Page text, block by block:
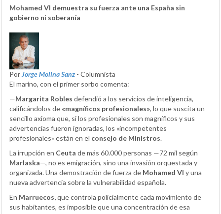
Mohamed VI demuestra su fuerza ante una España sin
gobierno ni soberanía
PorJorge Molina Sanz - Columnista
El marino, con el primer sorbo comenta:
—Margarita Robles defendió a los servicios de inteligencia,
calificándolos de «magníficos profesionales», lo que suscita un
sencillo axioma que, si los profesionales son magníficos y sus
advertencias fueron ignoradas, los «incompetentes
profesionales» están en el consejo de Ministros.
La irrupción en Ceuta de más 60.000 personas —72 mil según
Marlaska—, no es emigración, sino una invasión orquestada y
organizada. Una demostración de fuerza de Mohamed VI y una
nueva advertencia sobre la vulnerabilidad española.
En Marruecos,que controla policialmente cada movimiento de
sus habitantes, es imposible que una concentración de esa